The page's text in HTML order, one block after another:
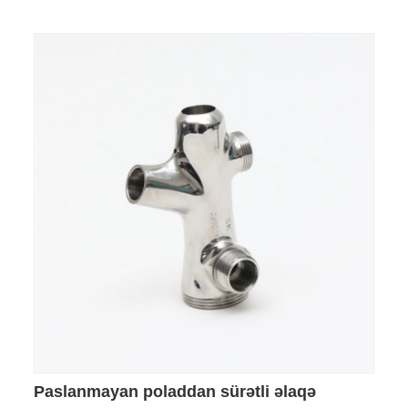
Paslanmayan poladdan sürətli əlaqə